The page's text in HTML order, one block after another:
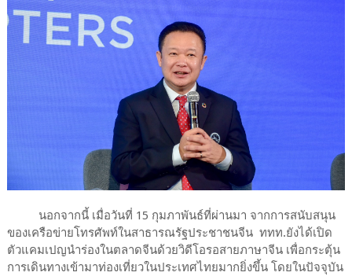
นอกจากนี้ เมื่อวันที่ 15 กุมภาพันธ์ที่ผ่านมา จากการสนับสนุน
ของเครือข่ายโทรศัพท์ในสาธารณรัฐประชาชนจีน ททท.ยังได้เปิด
ตัวแคมเปญนำร่องในตลาดจีนด้วยวิดีโอรอสายภาษาจีน เพื่อกระตุ้น
การเดินทางเข้ามาท่องเที่ยวในประเทศไทยมากยิ่งขึ้น โดยในปัจจุบัน